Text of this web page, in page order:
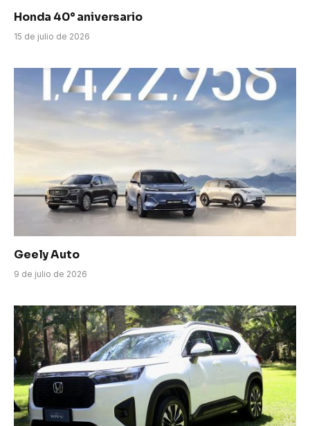
Honda 40° aniversario
15 de julio de 2026
Geely Auto
9 de julio de 2026